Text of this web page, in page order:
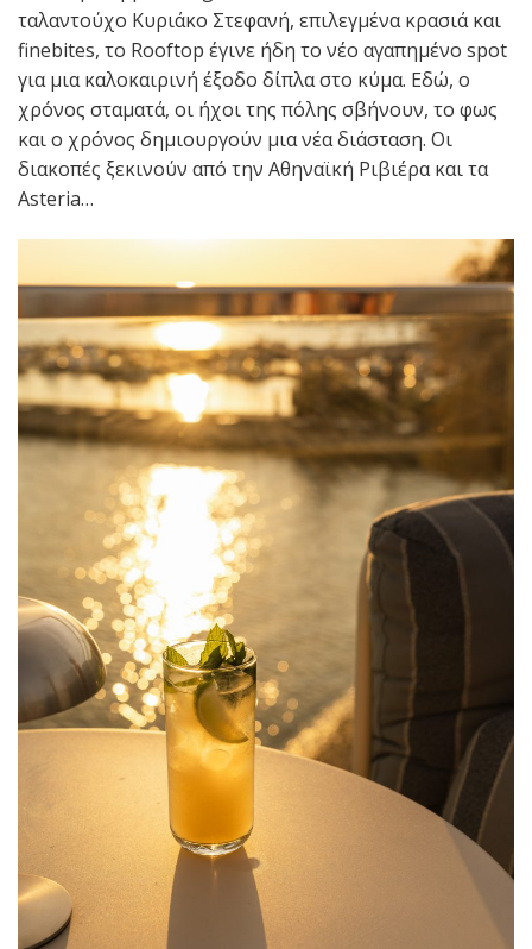
ταλαντούχο Κυριάκο Στεφανή, επιλεγμένα κρασιά και
finebites, το Rooftop έγινε ήδη το νέο αγαπημένο spot
για μια καλοκαιρινή έξοδο δίπλα στο κύμα. Εδώ, ο
χρόνος σταματά, οι ήχοι της πόλης σβήνουν, το φως
και ο χρόνος δημιουργούν μια νέα διάσταση. Οι
διακοπές ξεκινούν από την Αθηναϊκή Ριβιέρα και τα
Asteria…